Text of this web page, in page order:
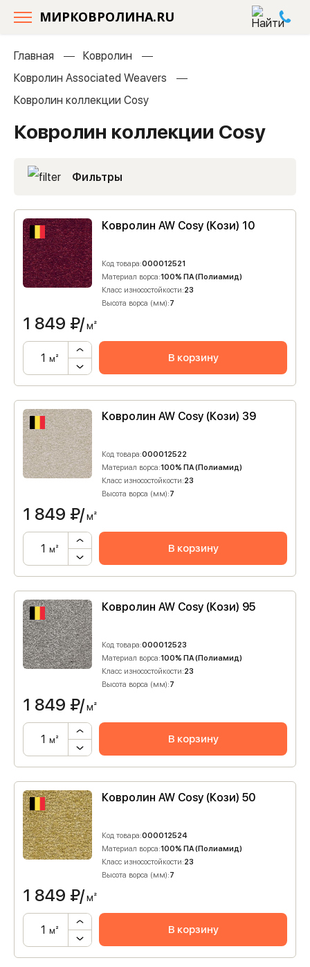
МИРКОВРОЛИНА.RU
Главная
Ковролин
Ковролин Associated Weavers
Ковролин коллекции Cosy
Ковролин коллекции Cosy
Фильтры
Ковролин AW Cosy (Кози) 10
Код товара:000012521
Материал ворса:100% ПА (Полиамид)
Класс износостойкости:23
Высота ворса (мм):7
1 849 ₽/м²
м² В корзину
Ковролин AW Cosy (Кози) 39
Код товара:000012522
Материал ворса:100% ПА (Полиамид)
Класс износостойкости:23
Высота ворса (мм):7
1 849 ₽/м²
м² В корзину
Ковролин AW Cosy (Кози) 95
Код товара:000012523
Материал ворса:100% ПА (Полиамид)
Класс износостойкости:23
Высота ворса (мм):7
1 849 ₽/м²
м² В корзину
Ковролин AW Cosy (Кози) 50
Код товара:000012524
Материал ворса:100% ПА (Полиамид)
Класс износостойкости:23
Высота ворса (мм):7
1 849 ₽/м²
м² В корзину